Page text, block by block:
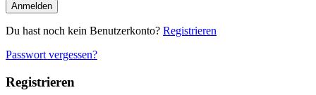
Anmelden
Du hast noch kein Benutzerkonto? Registrieren
Passwort vergessen?
Registrieren